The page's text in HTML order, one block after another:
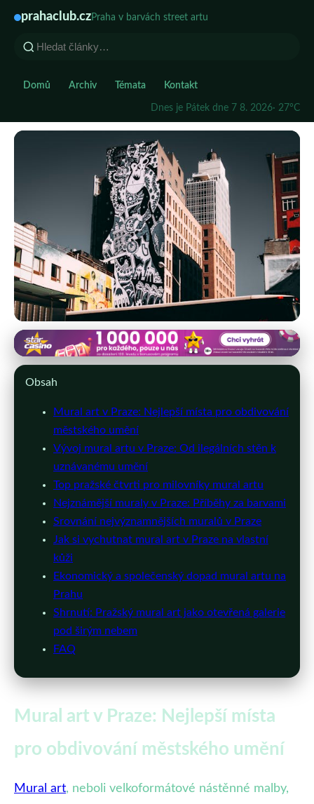
prahaclub.czPraha v barvách street artu
Domů Archiv Témata Kontakt
Dnes je Pátek dne 7 8. 2026· 27°C
prahaclub.cz
Pražské Muraly: Umění, Které
17. 3. 2026· 10 min čtení · Autor: Michaela Nováková
Obsah
Mural art v Praze: Nejlepší místa pro obdivování
městského umění
Vývoj mural artu v Praze: Od ilegálních stěn k
uznávanému umění
Top pražské čtvrti pro milovníky mural artu
Nejznámější muraly v Praze: Příběhy za barvami
Srovnání nejvýznamnějších muralů v Praze
Jak si vychutnat mural art v Praze na vlastní
kůži
Ekonomický a společenský dopad mural artu na
Prahu
Shrnutí: Pražský mural art jako otevřená galerie
pod širým nebem
FAQ
Mural art v Praze: Nejlepší místa
pro obdivování městského umění
Mural art, neboli velkoformátové nástěnné malby,